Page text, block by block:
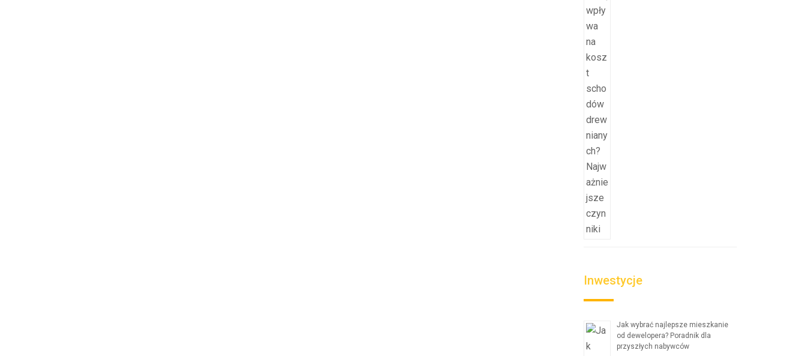
Inwestycje
Jak wybrać najlepsze mieszkanie
od dewelopera? Poradnik dla
przyszłych nabywców